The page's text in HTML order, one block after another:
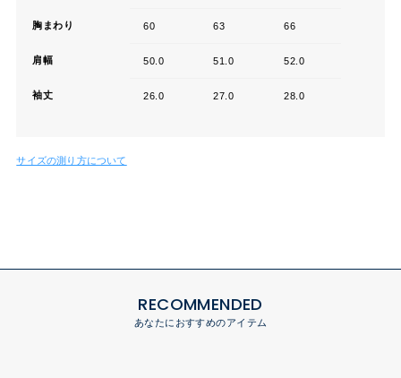
胸まわり 60 63 66
肩幅 50.0 51.0 52.0
袖丈 26.0 27.0 28.0
サイズの測り方について
RECOMMENDED
あなたにおすすめのアイテム